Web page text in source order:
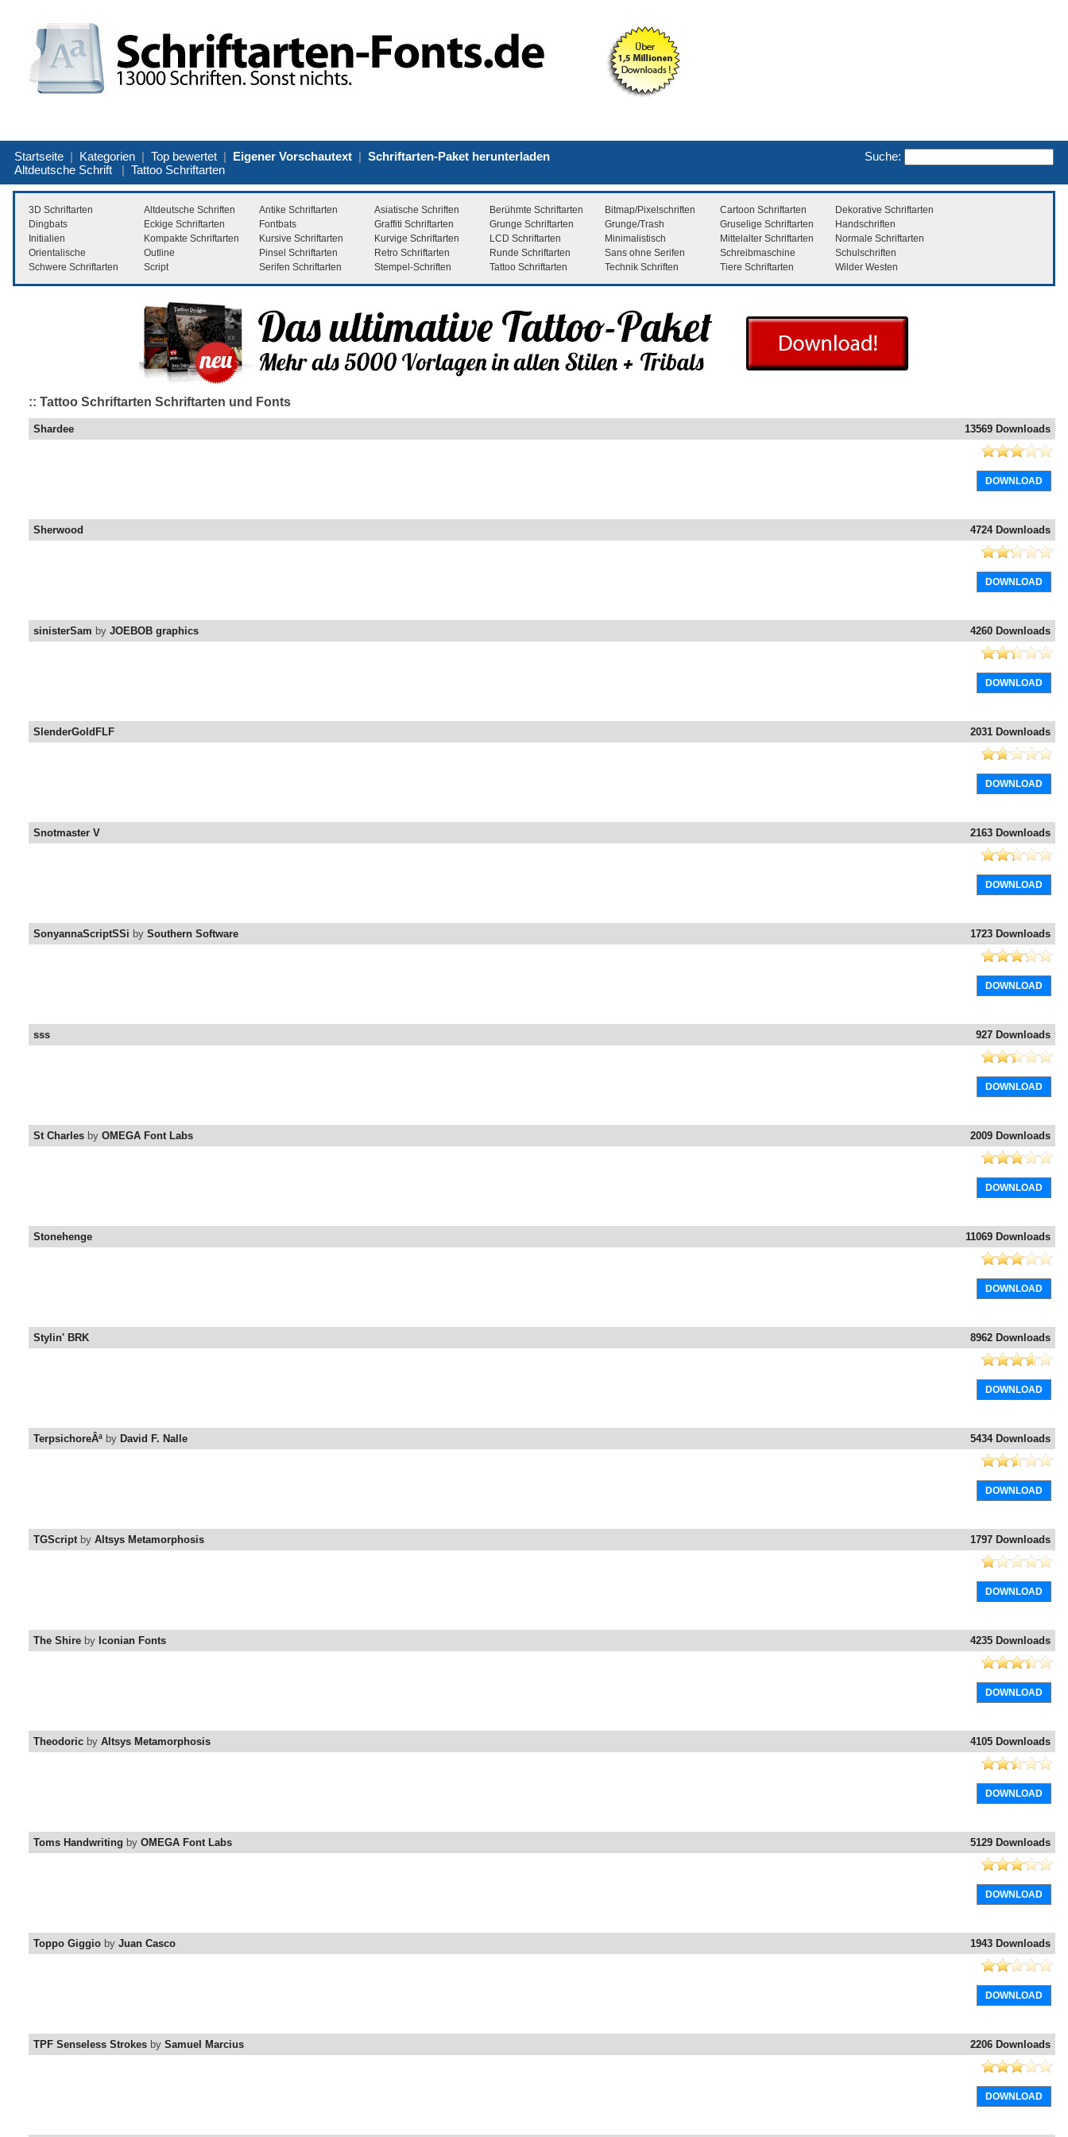
Suche:
Startseite | Kategorien | Top bewertet | Eigener Vorschautext | Schriftarten-Paket herunterladen
Altdeutsche Schrift | Tattoo Schriftarten
3D Schriftarten Altdeutsche Schriften Antike Schriftarten Asiatische Schriften Berühmte Schriftarten Bitmap/Pixelschriften Cartoon Schriftarten
Dekorative Schriftarten
Dingbats
Eckige Schriftarten Fontbats Graffiti Schriftarten Grunge Schriftarten Grunge/Trash Gruselige Schriftarten
Handschriften
Initialien
Kompakte Schriftarten Kursive Schriftarten Kurvige Schriftarten LCD Schriftarten Minimalistisch Mittelalter Schriftarten
Normale Schriftarten
Orientalische
Outline Pinsel Schriftarten Retro Schriftarten Runde Schriftarten Sans ohne Serifen Schreibmaschine
Schulschriften
Schwere Schriftarten
Script Serifen Schriftarten Stempel-Schriften Tattoo Schriftarten Technik Schriften Tiere Schriftarten Wilder Westen
:: Tattoo Schriftarten Schriftarten und Fonts
13569 Downloads
Shardee
DOWNLOAD
4724 Downloads
Sherwood
DOWNLOAD
4260 Downloads
sinisterSam by JOEBOB graphics
DOWNLOAD
2031 Downloads
SlenderGoldFLF
DOWNLOAD
2163 Downloads
Snotmaster V
DOWNLOAD
1723 Downloads
SonyannaScriptSSi by Southern Software
DOWNLOAD
927 Downloads
sss
DOWNLOAD
2009 Downloads
St Charles by OMEGA Font Labs
DOWNLOAD
11069 Downloads
Stonehenge
DOWNLOAD
8962 Downloads
Stylin' BRK
DOWNLOAD
5434 Downloads
TerpsichoreÂª by David F. Nalle
DOWNLOAD
1797 Downloads
TGScriptby Altsys Metamorphosis
DOWNLOAD
4235 Downloads
The Shire by Iconian Fonts
DOWNLOAD
4105 Downloads
Theodoric by Altsys Metamorphosis
DOWNLOAD
5129 Downloads
Toms Handwriting by OMEGA Font Labs
DOWNLOAD
1943 Downloads
Toppo Giggio by Juan Casco
DOWNLOAD
2206 Downloads
TPF Senseless Strokes by Samuel Marcius
DOWNLOAD